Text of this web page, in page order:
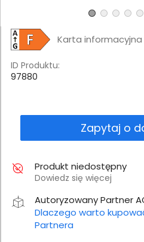
Karta
ID Produktu:
97880
Zapytaj o
Produkt niedostępny
Dowiedz się więcej
Autoryzowany Partner
Dlaczego warto
Partnera